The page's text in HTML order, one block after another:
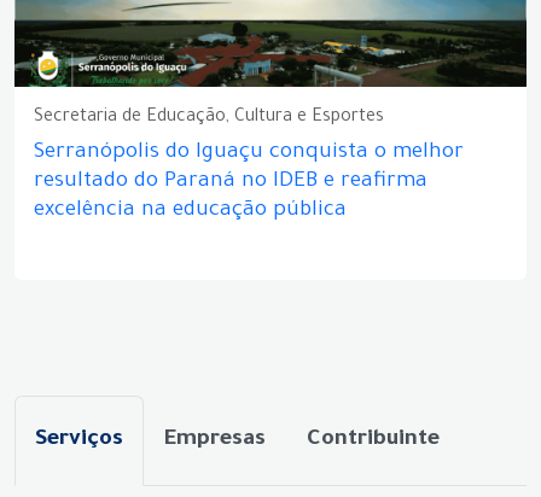
Secretaria de Educação, Cultura e Esportes
Serranópolis do Iguaçu conquista o melhor
resultado do Paraná no IDEB e reafirma
excelência na educação pública
Serviços Empresas Contribuinte